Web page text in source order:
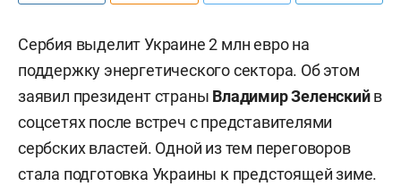
Сербия выделит Украине 2 млн евро на
поддержку энергетического сектора. Об этом
заявил президент страны Владимир Зеленскийв
соцсетях после встреч с представителями
сербских властей. Одной из тем переговоров
стала подготовка Украины к предстоящей зиме.